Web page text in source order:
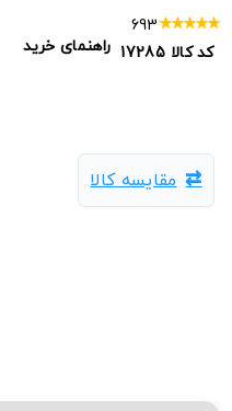
693
کد کالا 17285 راهنمای خرید
مقایسه کالا